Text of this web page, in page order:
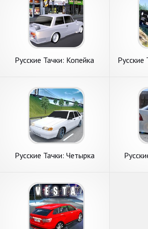
Русские Тачки: Копейка
Русские Тачки: Четырка